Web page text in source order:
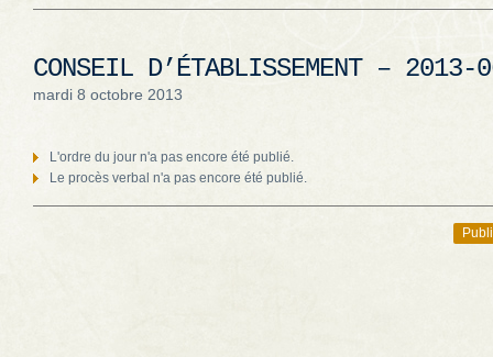
CONSEIL D’ÉTABLISSEMENT – 2013-
mardi 8 octobre 2013
L'ordre du jour n'a pas encore été publié.
Le procès verbal n'a pas encore été publié.